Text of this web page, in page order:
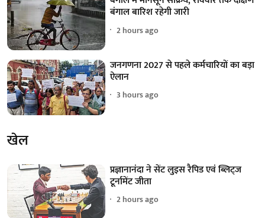
बंगाल बारिश रहेगी जारी
2 hours ago
जनगणना 2027 से पहले कर्मचारियों का बड़ा
ऐलान
3 hours ago
खेल
प्रज्ञानानंदा ने सेंट लुइस रैपिड एवं ब्लिट्ज
टूर्नामेंट जीता
2 hours ago